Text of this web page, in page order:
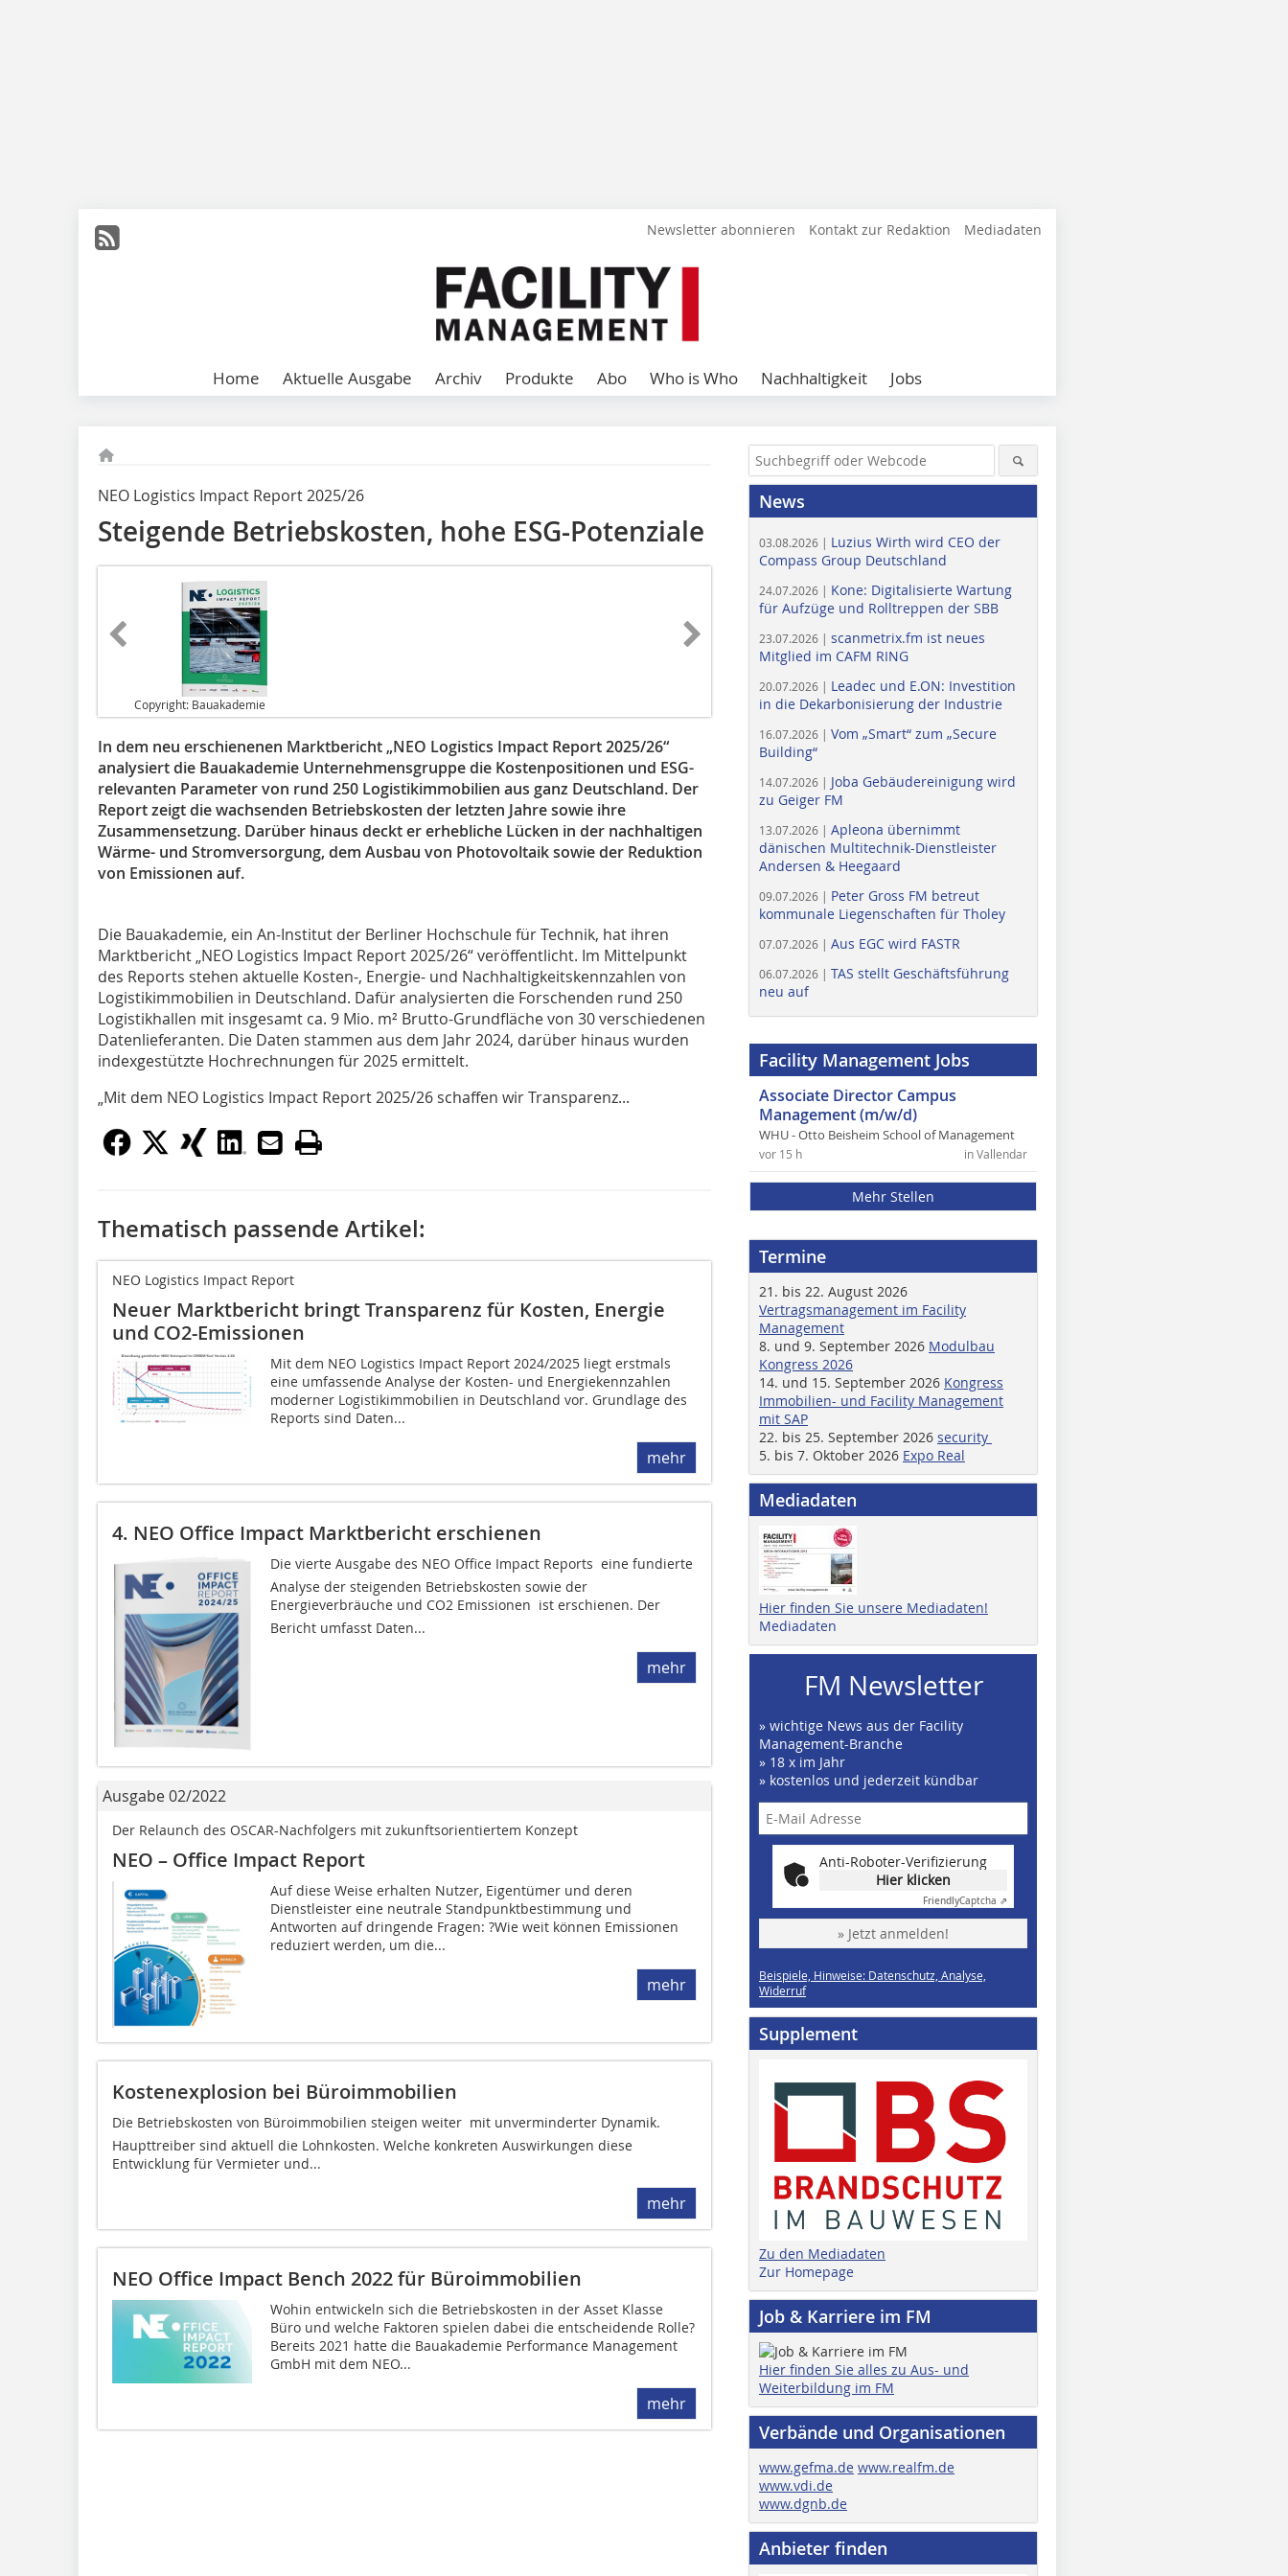
Newsletter abonnieren Kontakt zur Redaktion Mediadaten
Home Aktuelle Ausgabe Archiv Produkte Abo Who is Who Nachhaltigkeit Jobs
NEO Logistics Impact Report 2025/26
Steigende Betriebskosten, hohe ESG-Potenziale
Copyright: Bauakademie
In dem neu erschienenen Marktbericht „NEO Logistics Impact Report 2025/26“
analysiert die Bauakademie Unternehmensgruppe die Kostenpositionen und ESG-
relevanten Parameter von rund 250 Logistikimmobilien aus ganz Deutschland. Der
Report zeigt die wachsenden Betriebskosten der letzten Jahre sowie ihre
Zusammensetzung. Darüber hinaus deckt er erhebliche Lücken in der nachhaltigen
Wärme- und Stromversorgung, dem Ausbau von Photovoltaik sowie der Reduktion
von Emissionen auf.
Die Bauakademie, ein An-Institut der Berliner Hochschule für Technik, hat ihren
Marktbericht „NEO Logistics Impact Report 2025/26“ veröffentlicht. Im Mittelpunkt
des Reports stehen aktuelle Kosten-, Energie- und Nachhaltigkeitskennzahlen von
Logistikimmobilien in Deutschland. Dafür analysierten die Forschenden rund 250
Logistikhallen mit insgesamt ca. 9 Mio. m² Brutto-Grundfläche von 30 verschiedenen
Datenlieferanten. Die Daten stammen aus dem Jahr 2024, darüber hinaus wurden
indexgestützte Hochrechnungen für 2025 ermittelt.
„Mit dem NEO Logistics Impact Report 2025/26 schaffen wir Transparenz...
Thematisch passende Artikel:
NEO Logistics Impact Report
Neuer Marktbericht bringt Transparenz für Kosten, Energie
und CO2-Emissionen
Mit dem NEO Logistics Impact Report 2024/2025 liegt erstmals
eine umfassende Analyse der Kosten- und Energiekennzahlen
moderner Logistikimmobilien in Deutschland vor. Grundlage des
Reports sind Daten...
mehr
4. NEO Office Impact Marktbericht erschienen
Die vierte Ausgabe des NEO Office Impact Reports  eine fundierte
Analyse der steigenden Betriebskosten sowie der
Energieverbräuche und CO2 Emissionen  ist erschienen. Der
Bericht umfasst Daten...
mehr
Ausgabe 02/2022
Der Relaunch des OSCAR-Nachfolgers mit zukunftsorientiertem Konzept
NEO – Office Impact Report
Auf diese Weise erhalten Nutzer, Eigentümer und deren
Dienstleister eine neutrale Standpunktbestimmung und
Antworten auf dringende Fragen: ?Wie weit können Emissionen
reduziert werden, um die...
mehr
Kostenexplosion bei Büroimmobilien
Die Betriebskosten von Büroimmobilien steigen weiter  mit unverminderter Dynamik.
Haupttreiber sind aktuell die Lohnkosten. Welche konkreten Auswirkungen diese
Entwicklung für Vermieter und...
mehr
NEO Office Impact Bench 2022 für Büroimmobilien
Wohin entwickeln sich die Betriebskosten in der Asset Klasse
Büro und welche Faktoren spielen dabei die entscheidende Rolle?
Bereits 2021 hatte die Bauakademie Performance Management
GmbH mit dem NEO...
mehr
News
03.08.2026 | Luzius Wirth wird CEO der
Compass Group Deutschland
24.07.2026 | Kone: Digitalisierte Wartung
für Aufzüge und Rolltreppen der SBB
23.07.2026 | scanmetrix.fm ist neues
Mitglied im CAFM RING
20.07.2026 | Leadec und E.ON: Investition
in die Dekarbonisierung der Industrie
16.07.2026 | Vom „Smart“ zum „Secure
Building“
14.07.2026 | Joba Gebäudereinigung wird
zu Geiger FM
13.07.2026 | Apleona übernimmt
dänischen Multitechnik-Dienstleister
Andersen & Heegaard
09.07.2026 | Peter Gross FM betreut
kommunale Liegenschaften für Tholey
07.07.2026 | Aus EGC wird FASTR
06.07.2026 | TAS stellt Geschäftsführung
neu auf
Facility Management Jobs
Associate Director Campus
Management (m/w/d)
WHU - Otto Beisheim School of Management
in Vallendar
vor 15 h
Mehr Stellen
Termine
21. bis 22. August 2026
Vertragsmanagement im Facility
Management
8. und 9. September 2026 Modulbau
Kongress 2026
14. und 15. September 2026 Kongress
Immobilien- und Facility Management
mit SAP
22. bis 25. September 2026 security
5. bis 7. Oktober 2026 Expo Real
Mediadaten
Hier finden Sie unsere Mediadaten!
Mediadaten
FM Newsletter
» wichtige News aus der Facility
Management-Branche
» 18 x im Jahr
» kostenlos und jederzeit kündbar
Anti-Roboter-Verifizierung
Hier klicken
FriendlyCaptcha ⇗
» Jetzt anmelden!
Beispiele, Hinweise: Datenschutz, Analyse,
Widerruf
Supplement
Zu den Mediadaten
Zur Homepage
Job & Karriere im FM
Hier finden Sie alles zu Aus- und
Weiterbildung im FM
Verbände und Organisationen
www.gefma.de www.realfm.de
www.vdi.de
www.dgnb.de
Anbieter finden